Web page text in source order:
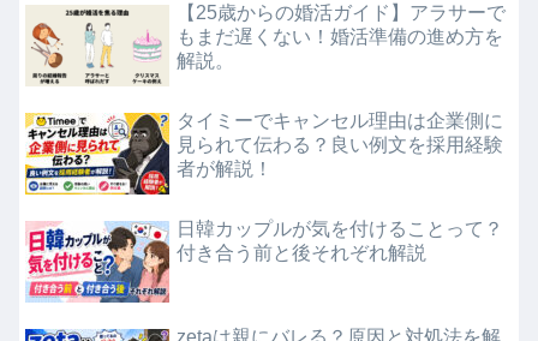
【25歳からの婚活ガイド】アラサーで
もまだ遅くない！婚活準備の進め方を
解説。
タイミーでキャンセル理由は企業側に
見られて伝わる？良い例文を採用経験
者が解説！
日韓カップルが気を付けることって？
付き合う前と後それぞれ解説
zetaは親にバレる？原因と対処法を解